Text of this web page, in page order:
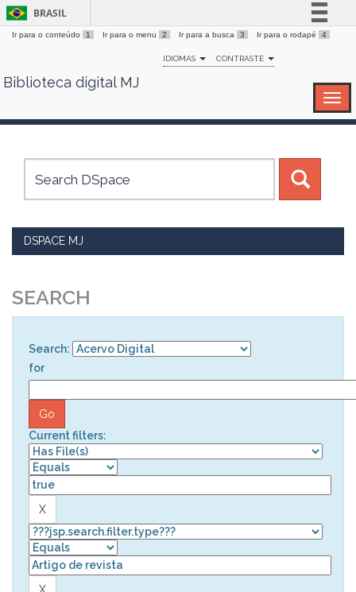
Skip
BRASIL
Simplifique!
Comunica BR
Canais
Ir para o conteúdo 1 Ir para o menu 2 Ir para a busca 3 Ir para o rodapé 4
IDIOMAS CONTRASTE
Biblioteca digital MJ
DSPACE MJ
SEARCH
Search:
for
Current filters: